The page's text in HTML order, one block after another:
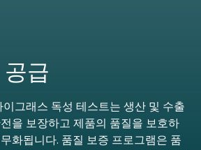
급
그래스 독성 테스트는 생산 및 수출
을 보장하고 제품의 품질을 보호하
화됩니다. 품질 보증 프로그램은 품